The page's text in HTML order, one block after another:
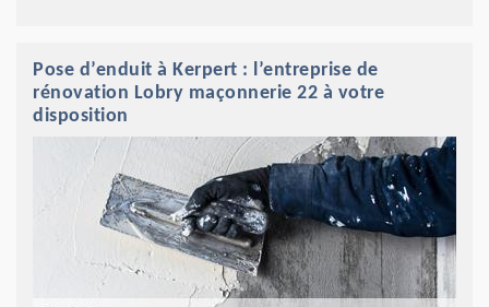
Pose d’enduit à Kerpert : l’entreprise de
rénovation Lobry maçonnerie 22 à votre
disposition